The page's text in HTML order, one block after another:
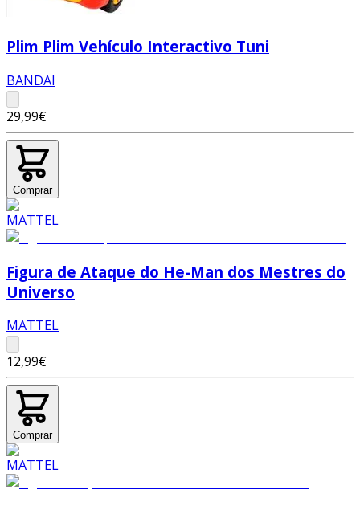
Plim Plim Vehículo Interactivo Tuni
BANDAI
29,99€
Comprar
Figura de Ataque do He-Man dos Mestres do
Universo
MATTEL
12,99€
Comprar